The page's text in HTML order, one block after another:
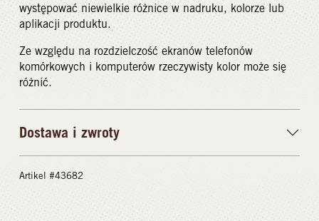
występować niewielkie różnice w nadruku, kolorze lub
aplikacji produktu.
Ze względu na rozdzielczość ekranów telefonów
komórkowych i komputerów rzeczywisty kolor może się
różnić.
Dostawa i zwroty
Artikel #43682